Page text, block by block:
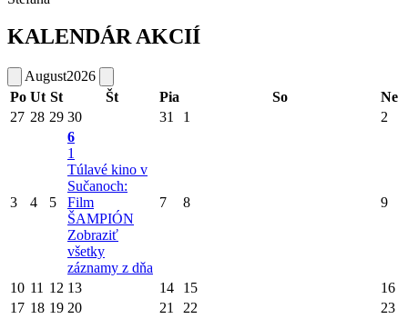
KALENDÁR AKCIÍ
August2026
Po Ut St Št Pia So
Ne
27 28 29 30 31 1 2
3 4 5
6
1
Túlavé kino v
Sučanoch:
Film
ŠAMPIÓN
Zobraziť
všetky
záznamy z dňa
7 8 9
10 11 12 13 14 15
16
17 18 19 20 21 22 23